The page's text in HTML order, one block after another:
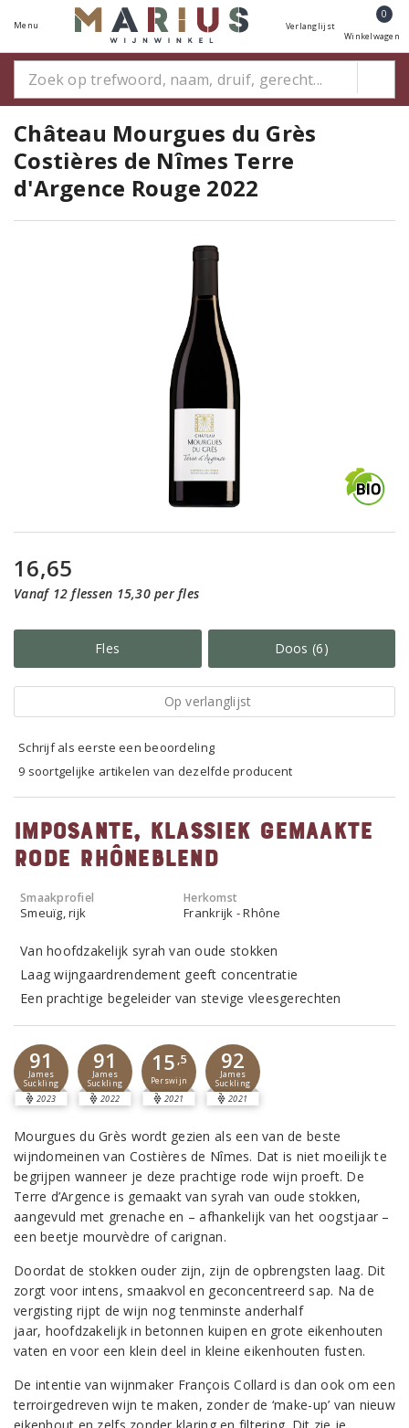
Menu Verlanglijst
0
Winkelwagen
Château Mourgues du Grès
Costières de Nîmes Terre
d'Argence Rouge 2022
16,65
Vanaf 12 flessen 15,30 per fles
Fles Doos (6)
Op verlanglijst
Schrijf als eerste een beoordeling
9 soortgelijke artikelen van dezelfde producent
Imposante, klassiek gemaakte
rode Rhôneblend
Smaakprofiel
Smeuïg, rijk
Herkomst
Frankrijk - Rhône
Van hoofdzakelijk syrah van oude stokken
Laag wijngaardrendement geeft concentratie
Een prachtige begeleider van stevige vleesgerechten
91
James
Suckling
2023
91
James
Suckling
2022
15 ,5
Perswijn
2021
92
James
Suckling
2021
Mourgues du Grès wordt gezien als een van de beste
wijndomeinen van Costières de Nîmes. Dat is niet moeilijk te
begrijpen wanneer je deze prachtige rode wijn proeft. De
Terre d’Argence is gemaakt van syrah van oude stokken,
aangevuld met grenache en – afhankelijk van het oogstjaar –
een beetje mourvèdre of carignan.
Doordat de stokken ouder zijn, zijn de opbrengsten laag. Dit
zorgt voor intens, smaakvol en geconcentreerd sap. Na de
vergisting rijpt de wijn nog tenminste anderhalf
jaar, hoofdzakelijk in betonnen kuipen en grote eikenhouten
vaten en voor een klein deel in kleine eikenhouten fusten.
De intentie van wijnmaker François Collard is dan ook om een
terroirgedreven wijn te maken, zonder de ‘make-up’ van nieuw